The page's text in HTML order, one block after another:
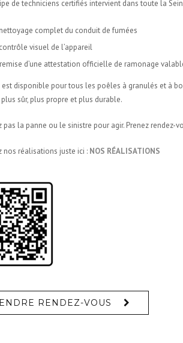
de techniciens certifiés intervient dans toute la
complet du conduit de fumées
visuel de l’appareil
d’une attestation officielle de ramonage
est disponible pour tous les poêles à granulés et à
sûr, plus propre et plus durable.
pas la panne ou le sinistre pour agir. Prenez
nos réalisations juste ici : NOS RÉALISATIONS
RENDEZ-VOUS